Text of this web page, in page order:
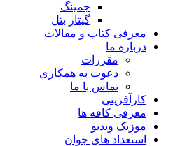
جمینگ
گیتار بتل
معرفی کتاب و مقالات
درباره ما
مقررات
دعوت به همکاری
تماس با ما
کارآفرینی
معرفی کافه ها
موزیک ویدیو
استعداد های جوان